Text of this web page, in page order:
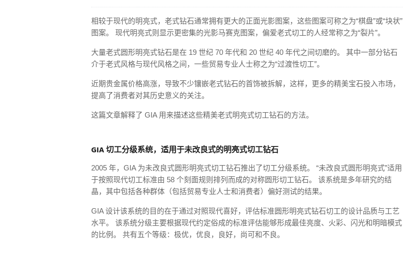
相较于现代的明亮式，老式钻石通常拥有更大的正面光影图案，这些图案可称之为“棋盘”或“块状”
图案。 现代明亮式则显示更密集的光影马赛克图案，偏爱老式切工的人经常称之为“裂片”。
大量老式圆形明亮式钻石是在 19 世纪 70 年代和 20 世纪 40 年代之间切磨的。 其中一部分钻石
介于老式风格与现代风格之间，一些贸易专业人士称之为“过渡性切工”。
近期贵金属价格高涨，导致不少镶嵌老式钻石的首饰被拆解，这样，更多的精美宝石投入市场，
提高了消费者对其历史意义的关注。
这篇文章解释了 GIA 用来描述这些精美老式明亮式切工钻石的方法。
GIA 切工分级系统，适用于未改良式的明亮式切工钻石
2005 年，GIA 为未改良式圆形明亮式切工钻石推出了切工分级系统。 “未改良式圆形明亮式”适用
于按照现代切工标准由 58 个刻面规则排列而成的对称圆形切工钻石。 该系统是多年研究的结
晶，其中包括各种群体（包括贸易专业人士和消费者）偏好测试的结果。
GIA 设计该系统的目的在于通过对照现代喜好，评估标准圆形明亮式钻石切工的设计品质与工艺
水平。 该系统分级主要根据现代约定俗成的标准评估能够形成最佳亮度、火彩、闪光和明暗模式
的比例。 共有五个等级：极优，优良，良好，尚可和不良。